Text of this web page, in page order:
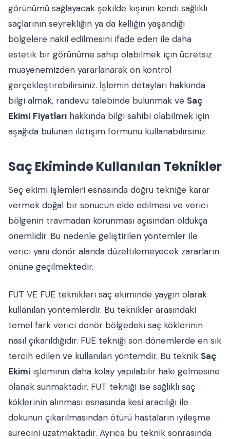
görünümü sağlayacak şekilde kişinin kendi sağlıklı
saçlarının seyrekliğin ya da kelliğin yaşandığı
bölgelere nakil edilmesini ifade eden ile daha
estetik bir görünüme sahip olabilmek için ücretsiz
muayenemizden yararlanarak ön kontrol
gerçekleştirebilirsiniz. İşlemin detayları hakkında
bilgi almak, randevu talebinde bulunmak ve Saç
Ekimi Fiyatları hakkında bilgi sahibi olabilmek için
aşağıda bulunan iletişim formunu kullanabilirsiniz.
Saç Ekiminde Kullanılan Teknikler
Seç ekimi işlemleri esnasında doğru tekniğe karar
vermek doğal bir sonucun elde edilmesi ve verici
bölgenin travmadan korunması açısından oldukça
önemlidir. Bu nedenle geliştirilen yöntemler ile
verici yani donör alanda düzeltilemeyecek zararların
önüne geçilmektedir.
FUT VE FUE teknikleri saç ekiminde yaygın olarak
kullanılan yöntemlerdir. Bu teknikler arasındaki
temel fark verici donör bölgedeki saç köklerinin
nasıl çıkarıldığıdır. FUE tekniği son dönemlerde en sık
tercih edilen ve kullanılan yöntemdir. Bu teknik Saç
Ekimi işleminin daha kolay yapılabilir hale gelmesine
olanak sunmaktadır. FUT tekniği ise sağlıklı saç
köklerinin alınması esnasında kesi aracılığı ile
dokunun çıkarılmasından ötürü hastaların iyileşme
sürecini uzatmaktadır. Ayrıca bu teknik sonrasında